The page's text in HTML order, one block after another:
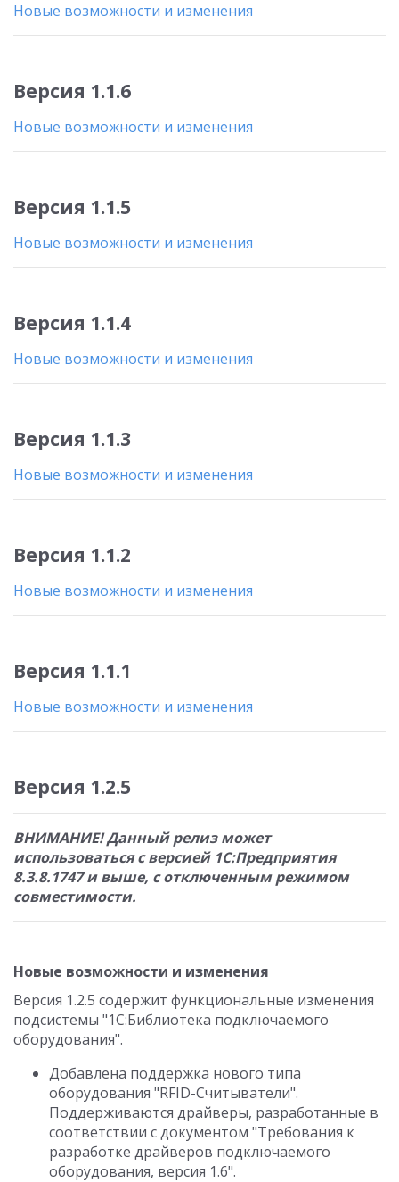
Новые возможности и изменения
Версия 1.1.6
Новые возможности и изменения
Версия 1.1.5
Новые возможности и изменения
Версия 1.1.4
Новые возможности и изменения
Версия 1.1.3
Новые возможности и изменения
Версия 1.1.2
Новые возможности и изменения
Версия 1.1.1
Новые возможности и изменения
Версия 1.2.5
ВНИМАНИЕ! Данный релиз может
использоваться с версией 1С:Предприятия
8.3.8.1747 и выше, с отключенным режимом
совместимости.
Новые возможности и изменения
Версия 1.2.5 содержит функциональные изменения
подсистемы "1С:Библиотека подключаемого
оборудования".
Добавлена поддержка нового типа
оборудования "RFID-Считыватели".
Поддерживаются драйверы, разработанные в
соответствии с документом "Требования к
разработке драйверов подключаемого
оборудования, версия 1.6".